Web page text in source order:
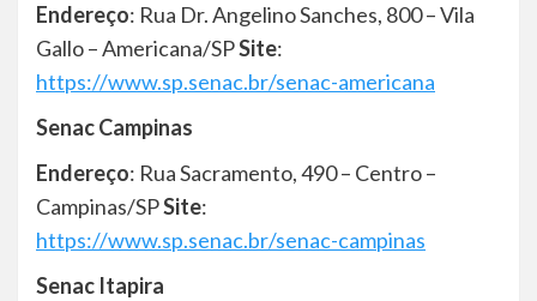
Endereço: Rua Dr. Angelino Sanches, 800 – Vila
Gallo – Americana/SPSite:
https://www.sp.senac.br/senac-americana
Senac Campinas
Endereço: Rua Sacramento, 490 – Centro –
Campinas/SPSite:
https://www.sp.senac.br/senac-campinas
Senac Itapira